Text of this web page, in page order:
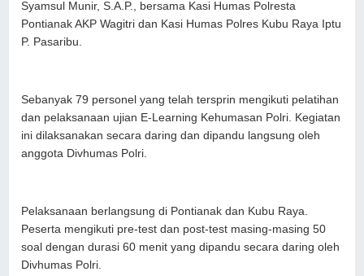
Syamsul Munir, S.A.P., bersama Kasi Humas Polresta
Pontianak AKP Wagitri dan Kasi Humas Polres Kubu Raya Iptu
P. Pasaribu.
Sebanyak 79 personel yang telah tersprin mengikuti pelatihan
dan pelaksanaan ujian E-Learning Kehumasan Polri. Kegiatan
ini dilaksanakan secara daring dan dipandu langsung oleh
anggota Divhumas Polri.
Pelaksanaan berlangsung di Pontianak dan Kubu Raya.
Peserta mengikuti pre-test dan post-test masing-masing 50
soal dengan durasi 60 menit yang dipandu secara daring oleh
Divhumas Polri.